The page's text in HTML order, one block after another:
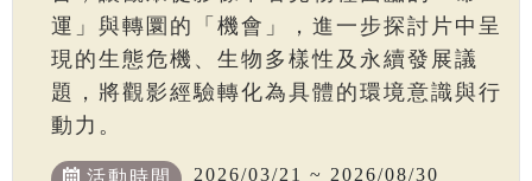
運」與轉圜的「機會」，進一步探討片中呈
現的生態危機、生物多樣性及永續發展議
題，將觀影經驗轉化為具體的環境意識與行
動力。
活動時間 2026/03/21 ~ 2026/08/30